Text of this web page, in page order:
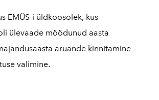
EMÜS-i üldkoosolek, kus
ülevaade möödunud aasta
aruande kinnitamine
valimine.